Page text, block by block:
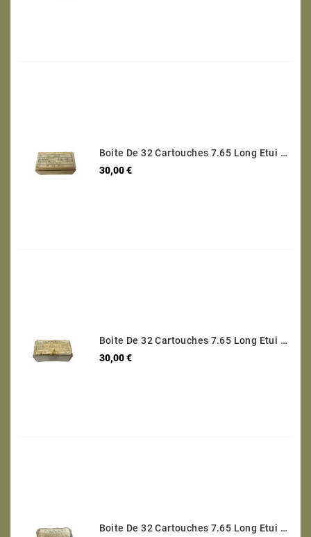
Boite De 32 Cartouches 7.65 Long Etui Laiton Categorie B Ref 95
30,00 €Prix
Boite De 32 Cartouches 7.65 Long Etui Laiton Categorie B Ref 30
30,00 €Prix
Boite De 32 Cartouches 7.65 Long Etui Laiton Categorie B Ref 600